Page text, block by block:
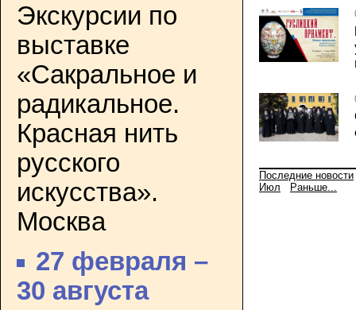
Экскурсии по
выставке
«Сакральное и
радикальное.
Красная нить
русского
искусства».
Москва
27 февраля –
30 августа
Последние новости
Июл
Раньше...